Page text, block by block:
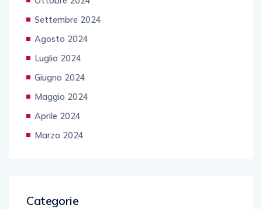
Settembre 2024
Agosto 2024
Luglio 2024
Giugno 2024
Maggio 2024
Aprile 2024
Marzo 2024
Categorie